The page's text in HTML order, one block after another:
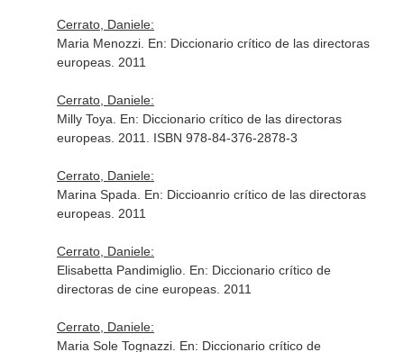
Cerrato, Daniele:
Maria Menozzi. En: Diccionario crítico de las directoras
europeas. 2011
Cerrato, Daniele:
Milly Toya. En: Diccionario crítico de las directoras
europeas. 2011. ISBN 978-84-376-2878-3
Cerrato, Daniele:
Marina Spada. En: Diccioanrio crítico de las directoras
europeas. 2011
Cerrato, Daniele:
Elisabetta Pandimiglio. En: Diccionario crítico de
directoras de cine europeas. 2011
Cerrato, Daniele:
Maria Sole Tognazzi. En: Diccionario crítico de